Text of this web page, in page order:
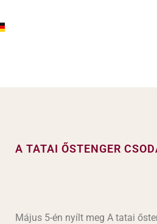
A TATAI ŐSTENGER
Május 5-én nyílt meg A tatai